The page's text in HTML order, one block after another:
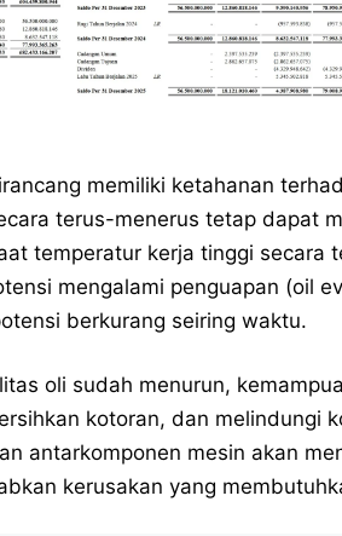
memiliki ketahanan
terus-menerus tetap dapat
temperatur kerja tinggi secara
mengalami penguapan (oil
berkurang seiring waktu.
oli sudah menurun,
kotoran, dan melindungi
antarkomponen mesin akan
kerusakan yang